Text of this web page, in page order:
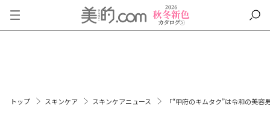
トップ スキンケア スキンケアニュース 「“甲府のキムタク”は令和の美